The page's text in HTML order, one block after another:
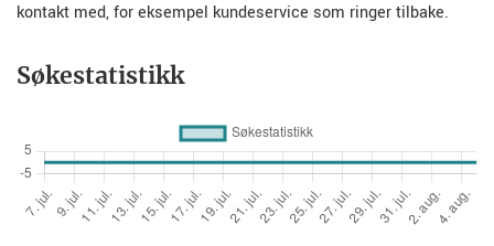
kontakt med, for eksempel kundeservice som ringer tilbake.
Søkestatistikk